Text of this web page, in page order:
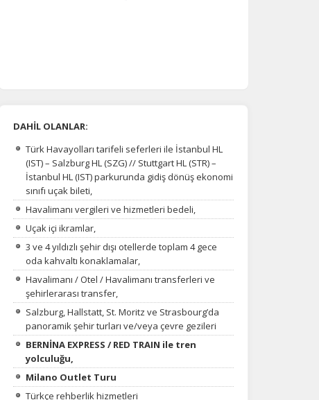
DAHİL OLANLAR:
Türk Havayolları tarifeli seferleri ile İstanbul HL
(IST) – Salzburg HL (SZG) // Stuttgart HL (STR) –
İstanbul HL (IST) parkurunda gidiş dönüş ekonomi
sınıfı uçak bileti,
Havalimanı vergileri ve hizmetleri bedeli,
Uçak içi ikramlar,
3 ve 4 yıldızlı şehir dışı otellerde toplam 4 gece
oda kahvaltı konaklamalar,
Havalimanı / Otel / Havalimanı transferleri ve
şehirlerarası transfer,
Salzburg, Hallstatt, St. Moritz ve Strasbourg’da
panoramik şehir turları ve/veya çevre gezileri
BERNİNA EXPRESS / RED TRAIN ile tren
yolculuğu,
Milano Outlet Turu
Türkçe rehberlik hizmetleri